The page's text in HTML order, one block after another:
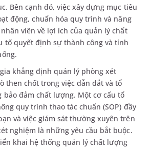
Bên cạnh đó, việc xây dựng mục tiêu
động, chuẩn hóa quy trình và nâng
viên về lợi ích của quản lý chất
tố quyết định sự thành công và tính
khẳng định quản lý phòng xét
then chốt trong việc dẫn dắt và tổ
bảo đảm chất lượng. Một cơ cấu tổ
quy trình thao tác chuẩn (SOP) đầy
và việc giám sát thường xuyên trên
nghiệm là những yêu cầu bắt buộc.
khai hệ thống quản lý chất lượng